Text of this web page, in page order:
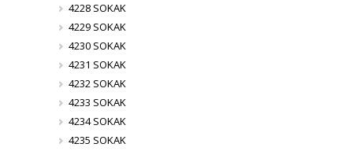
4228 SOKAK
4229 SOKAK
4230 SOKAK
4231 SOKAK
4232 SOKAK
4233 SOKAK
4234 SOKAK
4235 SOKAK